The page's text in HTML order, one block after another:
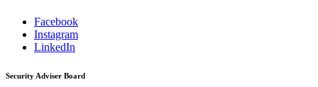
Facebook
Instagram
LinkedIn
Security Adviser Board